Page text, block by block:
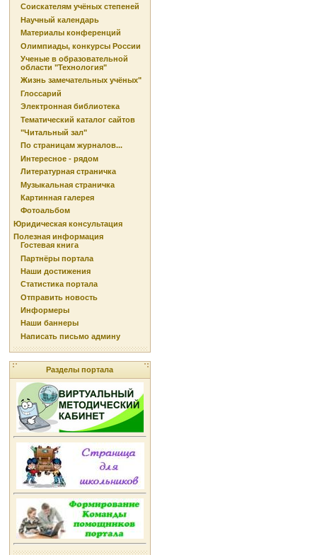
Соискателям учёных степеней
Научный календарь
Материалы конференций
Олимпиады, конкурсы России
Ученые в образовательной
области "Технология"
Жизнь замечательных учёных"
Глоссарий
Электронная библиотека
Тематический каталог сайтов
"Читальный зал"
По страницам журналов...
Интересное - рядом
Литературная страничка
Музыкальная страничка
Картинная галерея
Фотоальбом
Юридическая консультация
Полезная информация
Гостевая книга
Партнёры портала
Наши достижения
Статистика портала
Отправить новость
Информеры
Наши баннеры
Написать письмо админу
Разделы портала